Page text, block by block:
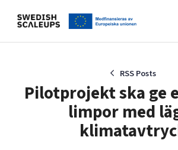
RSS Posts
Pilotprojekt ska ge
limpor med